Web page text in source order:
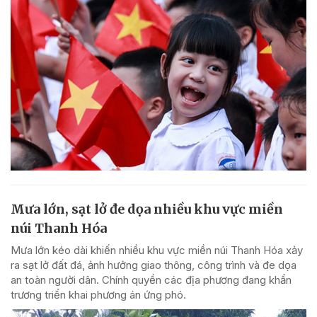
Mưa lớn, sạt lở đe dọa nhiều khu vực miền
núi Thanh Hóa
Mưa lớn kéo dài khiến nhiều khu vực miền núi Thanh Hóa xảy
ra sạt lở đất đá, ảnh hưởng giao thông, công trình và đe dọa
an toàn người dân. Chính quyền các địa phương đang khẩn
trương triển khai phương án ứng phó.